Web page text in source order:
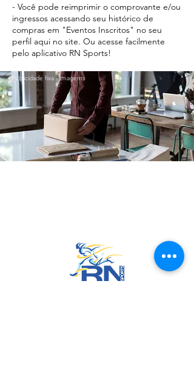
- Você pode reimprimir o comprovante e/ou
ingressos acessando seu histórico de
compras em "Eventos Inscritos" no seu
perfil aqui no site. Ou acesse facilmente
pelo aplicativo RN Sports!
Publicidade fixa - Imagems